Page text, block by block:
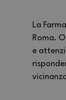
La
Roma.
e